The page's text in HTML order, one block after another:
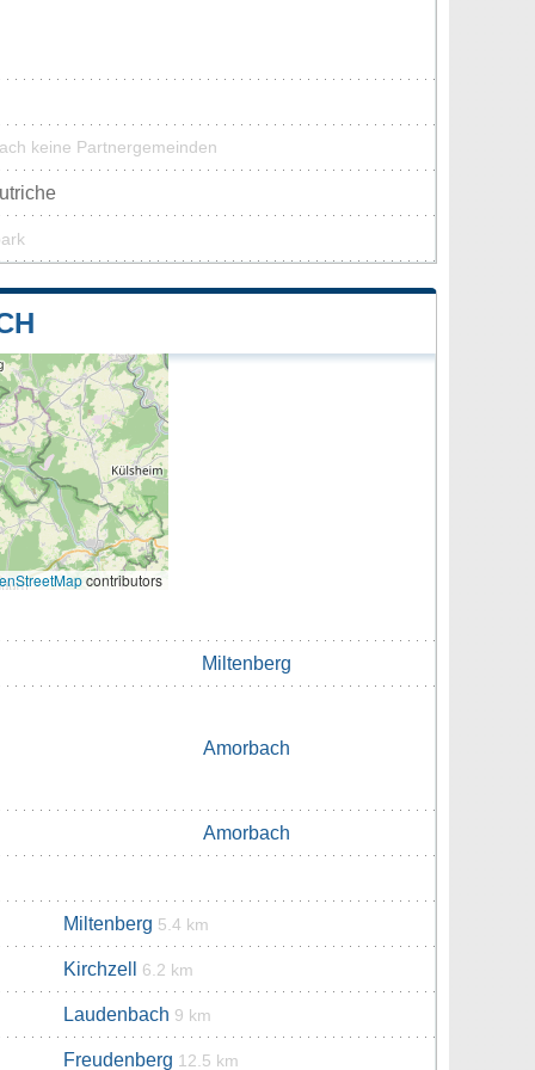
keine Partnergemeinden
contributors
Miltenberg
Amorbach
Amorbach
Miltenberg 5.4 km
Kirchzell 6.2 km
Laudenbach 9 km
Freudenberg 12.5 km